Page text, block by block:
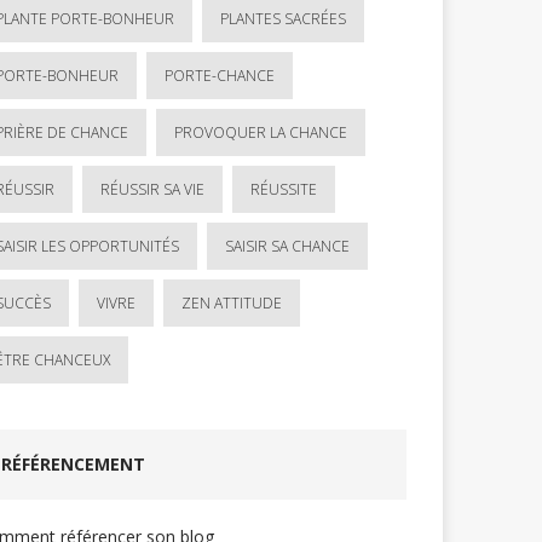
PORTE-BONHEUR PLANTES SACRÉES
BONHEUR PORTE-CHANCE
DE CHANCE PROVOQUER LA CHANCE
RÉUSSIR SA VIE RÉUSSITE
LES OPPORTUNITÉS SAISIR SA CHANCE
VIVRE ZEN ATTITUDE
CHANCEUX
RÉFÉRENCEMENT
référencer son blog